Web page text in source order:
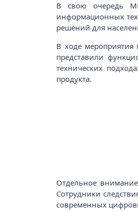
В свою очередь
информационных
решений для
В ходе мероприятия
представили
технических
продукта.
Отдельное
Сотрудники
современных